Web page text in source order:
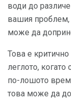
води до
вашия проблем,
може да
Това е
леглото, когато
по-лошото
това може да